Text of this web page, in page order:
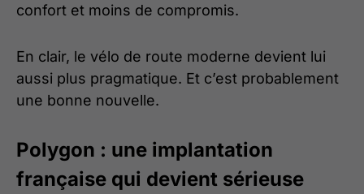
confort et moins de compromis.
En clair, le vélo de route moderne devient lui
aussi plus pragmatique. Et c’est probablement
une bonne nouvelle.
Polygon : une implantation
française qui devient sérieuse